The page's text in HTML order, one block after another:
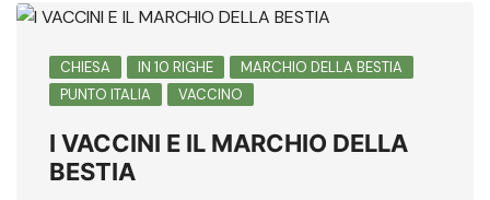
CHIESA IN 10 RIGHE
MARCHIO DELLA BESTIA
PUNTO ITALIA
VACCINO
I VACCINI E IL MARCHIO DELLA
BESTIA